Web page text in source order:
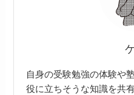
自身の受験勉強の体験や
役に立ちそうな知識を共